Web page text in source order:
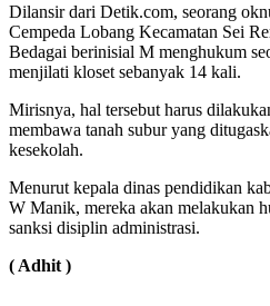
Dilansir dari Detik.com, seorang
Cempeda Lobang Kecamatan Sei
Bedagai berinisial M menghukum
menjilati kloset sebanyak 14 kali.
Mirisnya, hal tersebut harus
membawa tanah subur yang
kesekolah.
Menurut kepala dinas pendidikan
W Manik, mereka akan melakukan
sanksi disiplin administrasi.
( Adhit )